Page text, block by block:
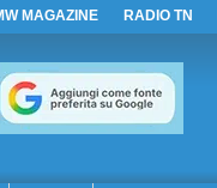
MAGAZINE RADIO TN